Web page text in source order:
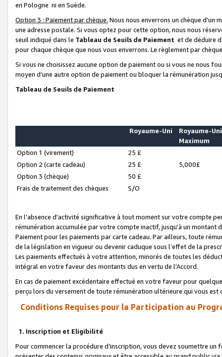
en Pologne ni en Suède.
Option 3 : Paiement par chèque. Nous nous enverrons un chèque d'un
une adresse postale. Si vous optez pour cette option, nous nous
seuil indiqué dans le Tableau de Seuils de Paiement et de déduire
pour chaque chèque que nous vous enverrons. Le règlement par
Si vous ne choisissez aucune option de paiement ou si vous ne nous
moyen d’une autre option de paiement ou bloquer la rémunération
Tableau de Seuils de Paiement
Royaume-Uni
Royaume-Uni
Maximum
Option 1 (virement)
25 £
Option 2 (carte cadeau)
25 £
5,000£
Option 3 (chèque)
50 £
Frais de traitement des chèques
S/O
En l'absence d'activité significative à tout moment sur votre compte
rémunération accumulée par votre compte inactif, jusqu'à un montant
Paiement pour les paiements par carte cadeau. Par ailleurs, toute
de la législation en vigueur ou devenir caduque sous l’effet de la
Les paiements effectués à votre attention, minorés de toutes les
intégral en votre faveur des montants dus en vertu de l'Accord.
En cas de paiement excédentaire effectué en votre faveur pour
perçu lors du versement de toute rémunération ultérieure qui vous est
Conditions Requises pour la Participation au
1. Inscription et Eligibilité
Pour commencer la procédure d’inscription, vous devez soumettre